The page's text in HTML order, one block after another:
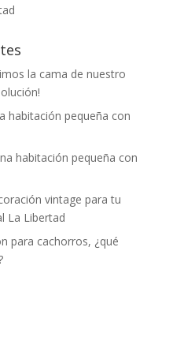
la cama de nuestro
habitación pequeña con
habitación pequeña con
vintage para tu
La Libertad
para cachorros, ¿qué